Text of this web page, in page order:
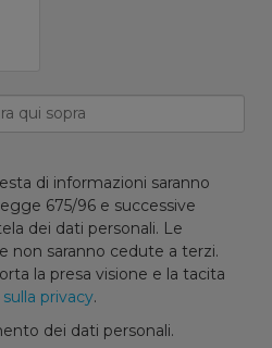
di informazioni saranno
675/96 e successive
dei dati personali. Le
non saranno cedute a terzi.
la presa visione e la tacita
privacy.
dei dati personali.